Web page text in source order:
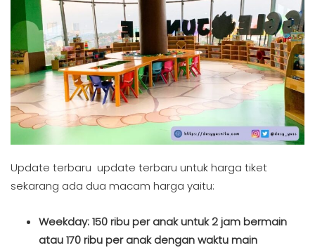
Update terbaru update terbaru untuk harga tiket
sekarang ada dua macam harga yaitu:
Weekday: 150 ribu per anak untuk 2 jam bermain
atau 170 ribu per anak dengan waktu main